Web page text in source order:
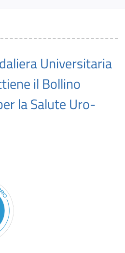
Universitaria
il Bollino
la Salute Uro-